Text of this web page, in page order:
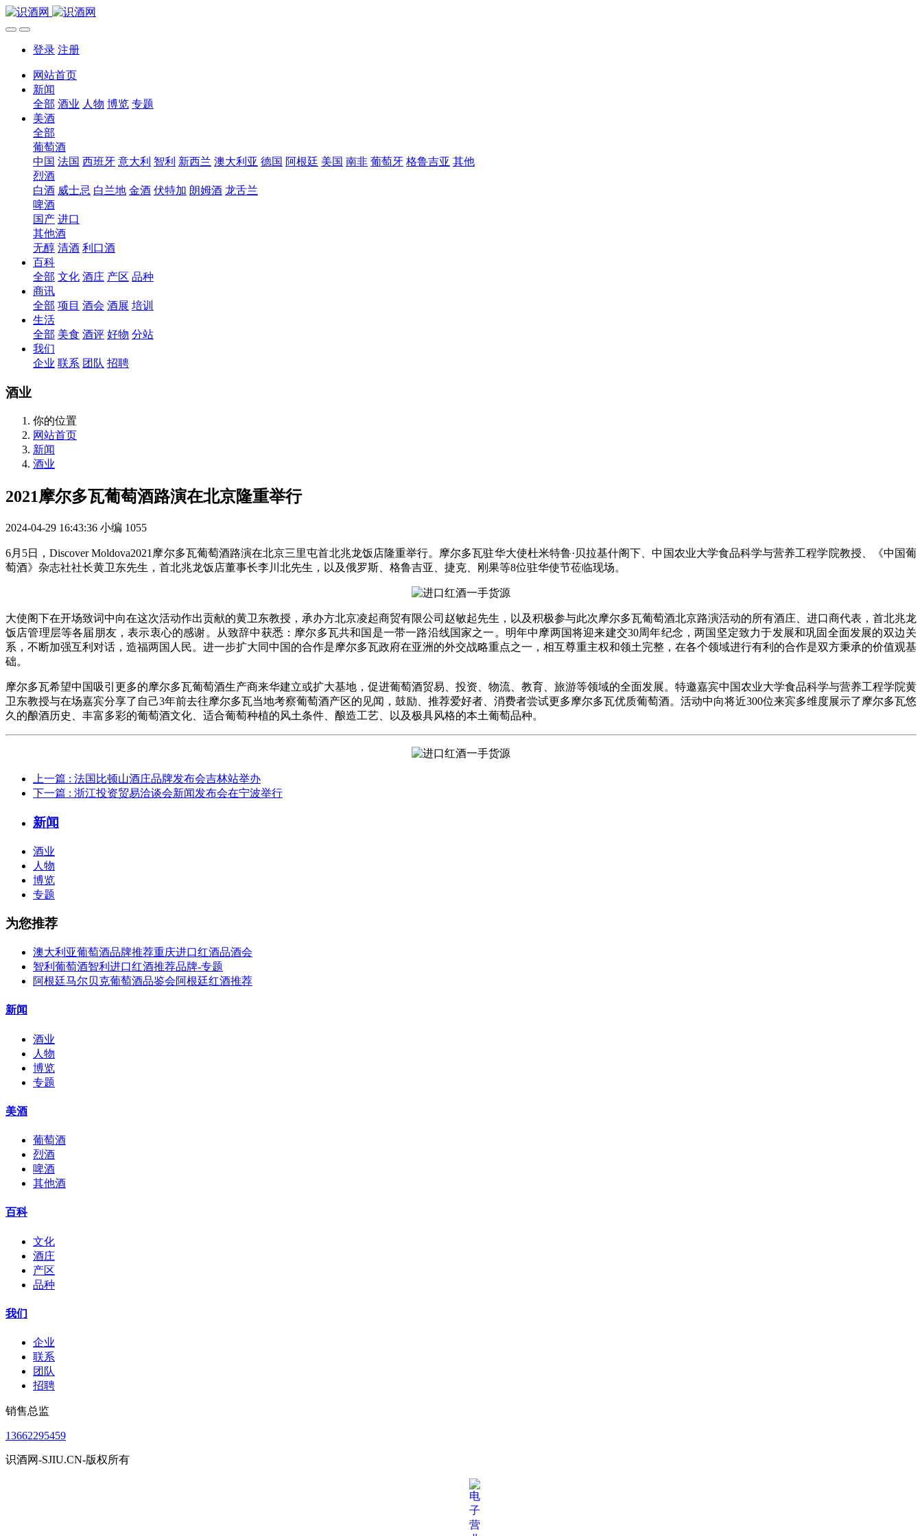
登录 注册
网站首页
新闻
全部 酒业 人物 博览 专题
美酒
全部
葡萄酒
中国 法国 西班牙 意大利 智利 新西兰 澳大利亚 德国 阿根廷 美国 南非 葡萄牙 格鲁吉亚 其他
烈酒
白酒 威士忌 白兰地 金酒 伏特加 朗姆酒 龙舌兰
啤酒
国产 进口
其他酒
无醇 清酒 利口酒
百科
全部 文化 酒庄 产区 品种
商讯
全部 项目 酒会 酒展 培训
生活
全部 美食 酒评 好物 分站
我们
企业 联系 团队 招聘
酒业
你的位置
网站首页
新闻
酒业
2021摩尔多瓦葡萄酒路演在北京隆重举行
2024-04-29 16:43:36 小编 1055
6月5日，Discover Moldova2021摩尔多瓦葡萄酒路演在北京三里屯首北兆龙饭店隆重举行。摩尔多瓦驻华大使杜米特鲁·贝拉基什阁下、中国农业大学食品科学与营养工程学院教授、《中国葡
萄酒》杂志社社长黄卫东先生，首北兆龙饭店董事长李川北先生，以及俄罗斯、格鲁吉亚、捷克、刚果等8位驻华使节莅临现场。
大使阁下在开场致词中向在这次活动作出贡献的黄卫东教授，承办方北京凌起商贸有限公司赵敏起先生，以及积极参与此次摩尔多瓦葡萄酒北京路演活动的所有酒庄、进口商代表，首北兆龙
饭店管理层等各届朋友，表示衷心的感谢。从致辞中获悉：摩尔多瓦共和国是一带一路沿线国家之一。明年中摩两国将迎来建交30周年纪念，两国坚定致力于发展和巩固全面发展的双边关
系，不断加强互利对话，造福两国人民。进一步扩大同中国的合作是摩尔多瓦政府在亚洲的外交战略重点之一，相互尊重主权和领土完整，在各个领域进行有利的合作是双方秉承的价值观基
础。
摩尔多瓦希望中国吸引更多的摩尔多瓦葡萄酒生产商来华建立或扩大基地，促进葡萄酒贸易、投资、物流、教育、旅游等领域的全面发展。特邀嘉宾中国农业大学食品科学与营养工程学院黄
卫东教授与在场嘉宾分享了自己3年前去往摩尔多瓦当地考察葡萄酒产区的见闻，鼓励、推荐爱好者、消费者尝试更多摩尔多瓦优质葡萄酒。活动中向将近300位来宾多维度展示了摩尔多瓦悠
久的酿酒历史、丰富多彩的葡萄酒文化、适合葡萄种植的风土条件、酿造工艺、以及极具风格的本土葡萄品种。
上一篇 : 法国比顿山酒庄品牌发布会吉林站举办
下一篇 : 浙江投资贸易洽谈会新闻发布会在宁波举行
新闻
酒业
人物
博览
专题
为您推荐
澳大利亚葡萄酒品牌推荐重庆进口红酒品酒会
智利葡萄酒智利进口红酒推荐品牌-专题
阿根廷马尔贝克葡萄酒品鉴会阿根廷红酒推荐
新闻
酒业
人物
博览
专题
美酒
葡萄酒
烈酒
啤酒
其他酒
百科
文化
酒庄
产区
品种
我们
企业
联系
团队
招聘
销售总监
13662295459
识酒网-SJIU.CN-版权所有